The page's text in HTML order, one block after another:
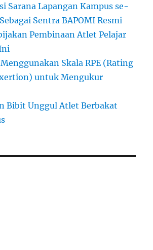
Sarana Lapangan Kampus se-
Sentra BAPOMI Resmi
Pembinaan Atlet Pelajar
Skala RPE (Rating
untuk Mengukur
Bibit Unggul Atlet Berbakat